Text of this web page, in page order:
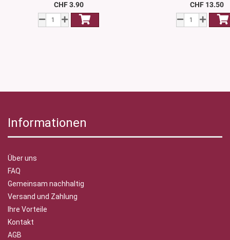
CHF 3.90 CHF 13.50
Informationen
Über uns
FAQ
Gemeinsam nachhaltig
Versand und Zahlung
Ihre Vorteile
Kontakt
AGB